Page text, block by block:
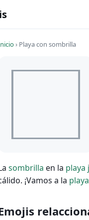
› Playa con sombrilla
sombrilla en la playa
¡Vamos a la playa